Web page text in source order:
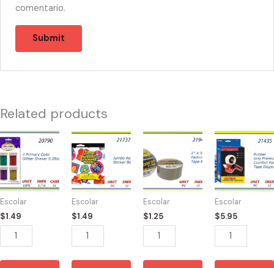
comentario.
Related products
Escolar
$1.49
20790
-
4
PRIMARY
COLOR
GLITTER
.28oz
quantity
Escolar
$1.49
21737
-
JUMBO
REWARD
700
STICKERS
quantity
Escolar
$1.25
21943
-
TAPE
BROWN
(1)
quantity
Escolar
$5.95
21435
-
MAQUINA
PARA
TAPE
quantity